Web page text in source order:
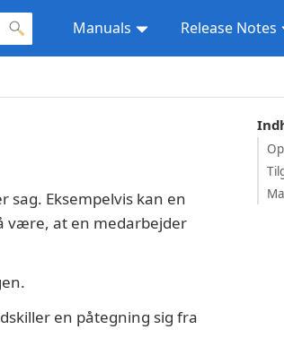
Manuals Release Notes
Eksempelvis kan en
være, at en medarbejder
en påtegning sig fra